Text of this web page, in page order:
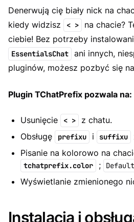
Denerwują cię biały nick na
kiedy widzisz
< > na chacie?
ciebie! Bez potrzeby
EssentialsChat
ani innych,
pluginów, możesz pozbyć się
Plugin TChatPrefix pozwala na:
Usunięcie < >
z chatu.
Obsługę
prefixu i suffixu
Pisanie na kolorowo na
tchatprefix.color ;
Wyświetlanie zmienionego
Instalacja i